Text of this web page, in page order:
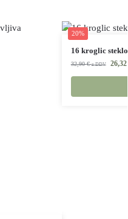
20%
16 kroglic
32,90€ z DDV 26,32